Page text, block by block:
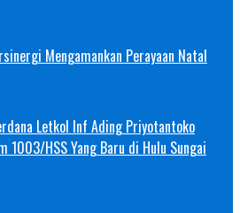
Mengamankan Perayaan Natal
Letkol Inf Ading Priyotantoko
1003/HSS Yang Baru di Hulu Sungai